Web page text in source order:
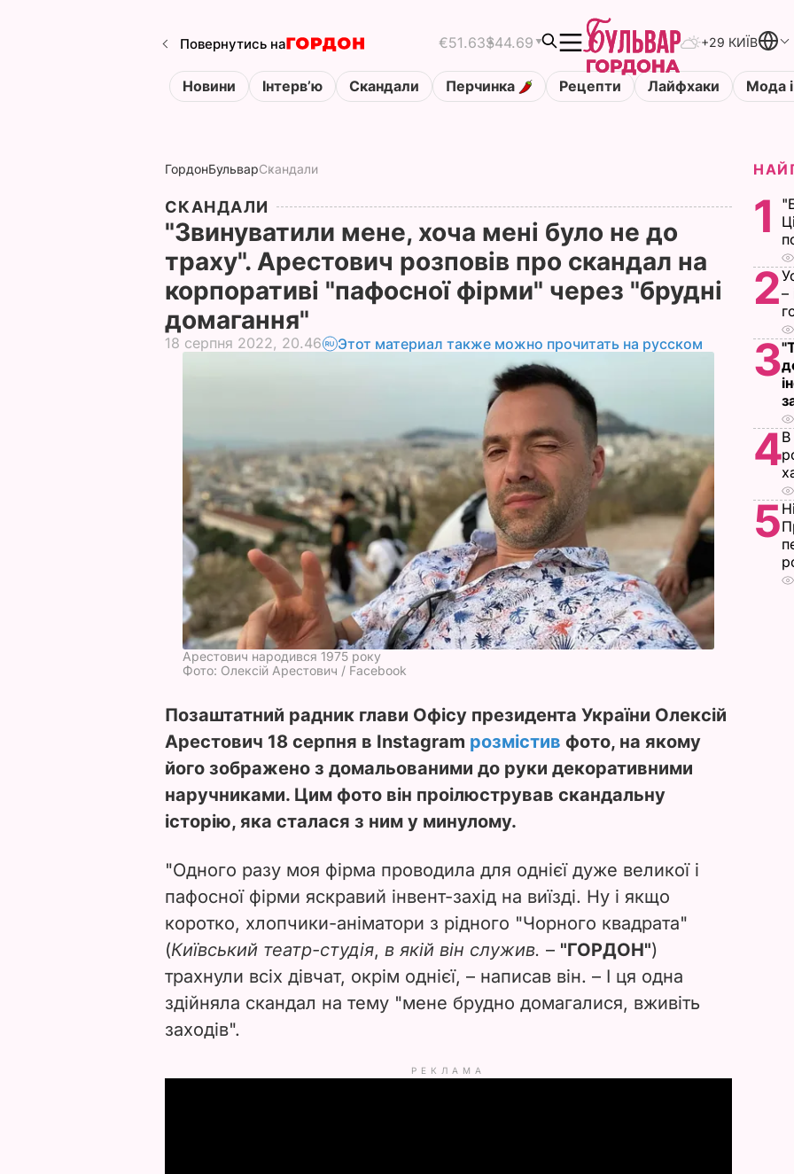
Повернутись на €51.63$44.69 +29 КИЇВ
Новини Інтервʼю Скандали Перчинка Рецепти Лайфхаки Мода
ГордонБульварСкандали
СКАНДАЛИ
"Звинуватили мене, хоча мені було не до
траху". Арестович розповів про скандал на
корпоративі "пафосної фірми" через "брудні
домагання"
18 серпня 2022, 20.46 Этот материал также можно прочитать на русском
Арестович народився 1975 року
Фото: Олексій Арестович / Facebook
Позаштатний радник глави Офісу президента України Олексій
Арестович 18 серпня в Instagram розмістив фото, на якому
його зображено з домальованими до руки декоративними
наручниками. Цим фото він проілюстрував скандальну
історію, яка сталася з ним у минулому.
"Одного разу моя фірма проводила для однієї дуже великої і
пафосної фірми яскравий інвент-захід на виїзді. Ну і якщо
коротко, хлопчики-аніматори з рідного "Чорного квадрата"
(Київський театр-студія, в якій він служив. – "ГОРДОН")
трахнули всіх дівчат, окрім однієї, – написав він. – І ця одна
здійняла скандал на тему "мене брудно домагалися, вживіть
заходів".
РЕКЛАМА
1
2–
3
4В
5